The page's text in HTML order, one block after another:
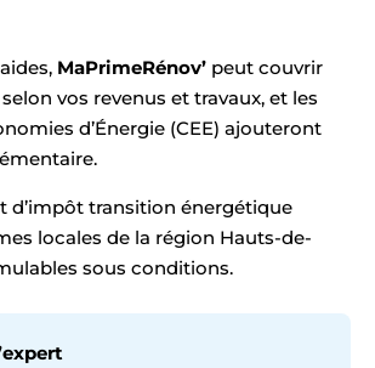
MaPrimeRénov’ peut couvrir
selon vos revenus et travaux, et les
d’Énergie (CEE) ajouteront
d’impôt transition énergétique
locales de la région Hauts-de-
sous conditions.